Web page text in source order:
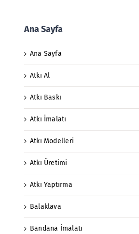
Ana Sayfa
Ana Sayfa
Atkı Al
Atkı Baskı
Atkı İmalatı
Atkı Modelleri
Atkı Üretimi
Atkı Yaptırma
Balaklava
Bandana İmalatı